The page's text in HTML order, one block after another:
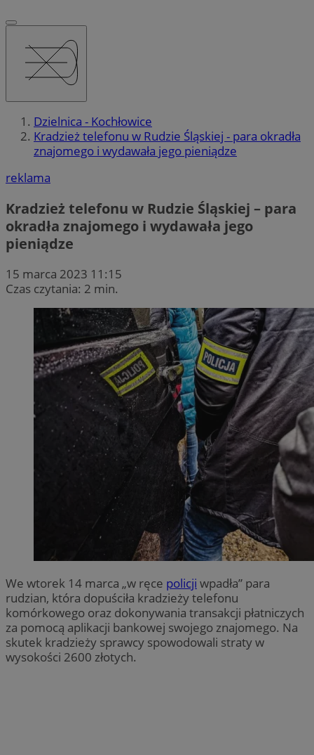
Dzielnica - Kochłowice
Kradzież telefonu w Rudzie Śląskiej - para okradła
znajomego i wydawała jego pieniądze
reklama
Kradzież telefonu w Rudzie Śląskiej – para
okradła znajomego i wydawała jego
pieniądze
15 marca 2023 11:15
Czas czytania: 2 min.
We wtorek 14 marca „w ręce policji wpadła” para
rudzian, która dopuściła kradzieży telefonu
komórkowego oraz dokonywania transakcji płatniczych
za pomocą aplikacji bankowej swojego znajomego. Na
skutek kradzieży sprawcy spowodowali straty w
wysokości 2600 złotych.